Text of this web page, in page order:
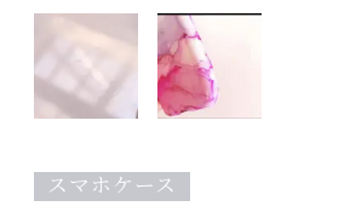
スマホケース